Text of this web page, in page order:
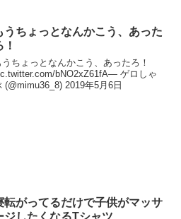
うちょっとなんかこう、あった
！
うちょっとなんかこう、あったろ！
bNO2xZ61fA— ゲロしゃ
(@mimu36_8) 2019年5月6日
転がってるだけで子供がマッサ
ジしたくなるTシャツ